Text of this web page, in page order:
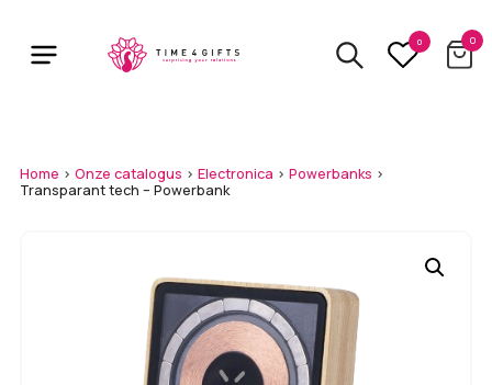
main
0 0
Home > Onze catalogus > Electronica > Powerbanks >
Transparant tech – Powerbank